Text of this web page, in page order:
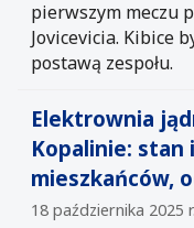
pierwszym meczu
Jovicevicia. Kibice
postawą zespołu.
Elektrownia
Kopalinie:
mieszkańców,
18 października 2025